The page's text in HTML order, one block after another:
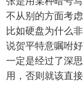
不从别的方面考虑
比如硬盘为什么
说贺平特意嘱咐好
一定是经过了深
用，否则就该直